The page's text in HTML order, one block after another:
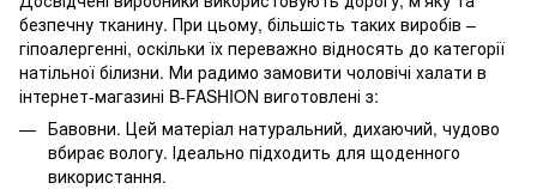
безпечну тканину. При цьому, більшість таких виробів –
гіпоалергенні, оскільки їх переважно відносять до категорії
натільної білизни. Ми радимо замовити чоловічі халати в
інтернет-магазині B-FASHION виготовлені з:
Бавовни. Цей матеріал натуральний, дихаючий, чудово
вбирає вологу. Ідеально підходить для щоденного
використання.